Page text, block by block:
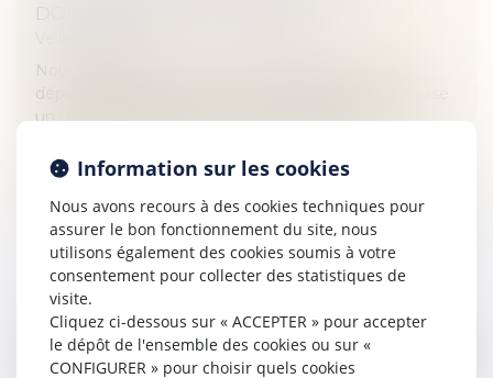
DONATIONS ET SUCCESSIONS ?
Nouveau débat en vue avec le projet de loi de la
députée socialiste Christine Pires Beaune qui propose
un grand big bang des droits de transmission...
Lire la suite
RECHERCHE DE PATERNITÉ D’UN DÉFUNT :
COMPARER L’ADN DE L’ENFANT ET DE LA
Information sur les cookies
Nous avons recours à des cookies techniques pour
assurer le bon fonctionnement du site, nous
utilisons également des cookies soumis à votre
consentement pour collecter des statistiques de
visite.
Cliquez ci-dessous sur « ACCEPTER » pour accepter
le dépôt de l'ensemble des cookies ou sur «
CONFIGURER » pour choisir quels cookies